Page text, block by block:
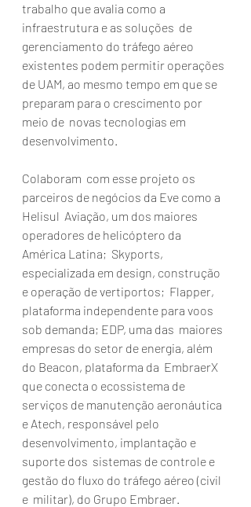
trabalho que avalia como a
infraestrutura e as soluções  de
gerenciamento do tráfego aéreo
existentes podem permitir operações
de UAM, ao mesmo tempo em que se
preparam para o crescimento por
meio de  novas tecnologias em
desenvolvimento.
Colaboram  com esse projeto os
parceiros de negócios da Eve como a
Helisul  Aviação, um dos maiores
operadores de helicóptero da
América Latina;  Skyports,
especializada em design, construção
e operação de vertiportos;  Flapper,
plataforma independente para voos
sob demanda; EDP, uma das  maiores
empresas do setor de energia, além
do Beacon, plataforma da  EmbraerX
que conecta o ecossistema de
serviços de manutenção aeronáutica
e Atech, responsável pelo
desenvolvimento, implantação e
suporte dos  sistemas de controle e
gestão do fluxo do tráfego aéreo (civil
e  militar), do Grupo Embraer.